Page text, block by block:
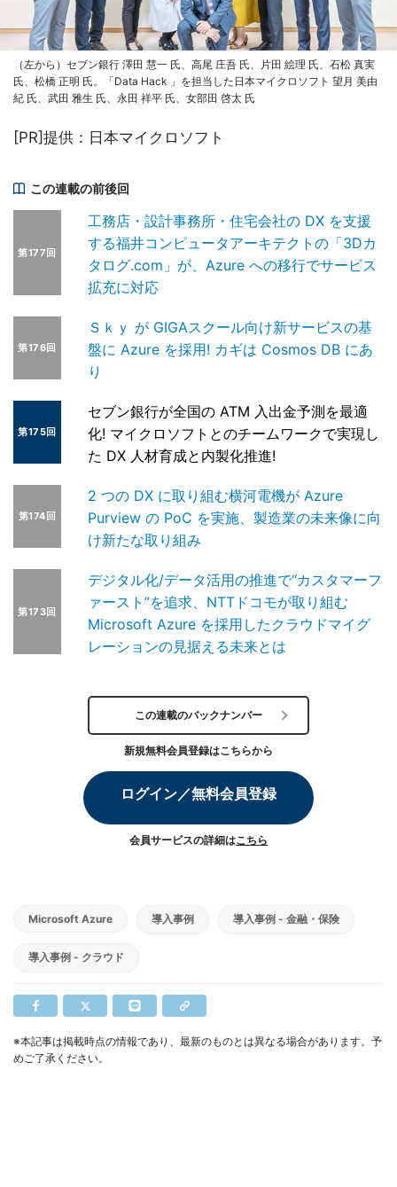
（左から）セブン銀行 澤田 慧一 氏、高尾 庄吾 氏、片田 絵理 氏、石松 真実
氏、松橋 正明 氏。「Data Hack 」を担当した日本マイクロソフト 望月 美由
紀 氏、武田 雅生 氏、永田 祥平 氏、女部田 啓太 氏
[PR]提供：日本マイクロソフト
この連載の前後回
第177回
工務店・設計事務所・住宅会社の DX を支援
する福井コンピュータアーキテクトの「3Dカ
タログ.com」が、Azure への移行でサービス
拡充に対応
第176回
Ｓｋｙ が GIGAスクール向け新サービスの基
盤に Azure を採用! カギは Cosmos DB にあ
り
第175回
セブン銀行が全国の ATM 入出金予測を最適
化! マイクロソフトとのチームワークで実現し
た DX 人材育成と内製化推進!
第174回
2 つの DX に取り組む横河電機が Azure
Purview の PoC を実施、製造業の未来像に向
け新たな取り組み
第173回
デジタル化/データ活用の推進で“カスタマーフ
ァースト”を追求、NTTドコモが取り組む
Microsoft Azure を採用したクラウドマイグ
レーションの見据える未来とは
この連載のバックナンバー
新規無料会員登録はこちらから
ログイン／無料会員登録
会員サービスの詳細はこちら
Microsoft Azure 導入事例 導入事例 - 金融・保険
導入事例 - クラウド
※本記事は掲載時点の情報であり、最新のものとは異なる場合があります。予
めご了承ください。